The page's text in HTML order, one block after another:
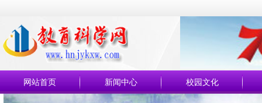
网站首页 新闻中心 校园文化